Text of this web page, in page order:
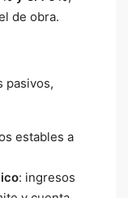
de obra.
pasivos,
estables a
: ingresos